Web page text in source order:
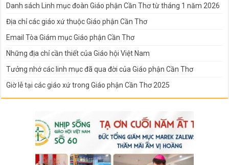
Danh sách Linh mục đoàn Giáo phận Cần Thơ từ tháng 1 năm 2026
Địa chỉ các giáo xứ thuộc Giáo phận Cần Thơ
Email Tòa Giám mục Giáo phận Cần Thơ
Những địa chỉ cần thiết của Giáo hội Việt Nam
Tưởng nhớ các linh mục đã qua đời của Giáo phận Cần Thơ
Giờ lễ tại các giáo xứ trong Giáo phận Cần Thơ 2025